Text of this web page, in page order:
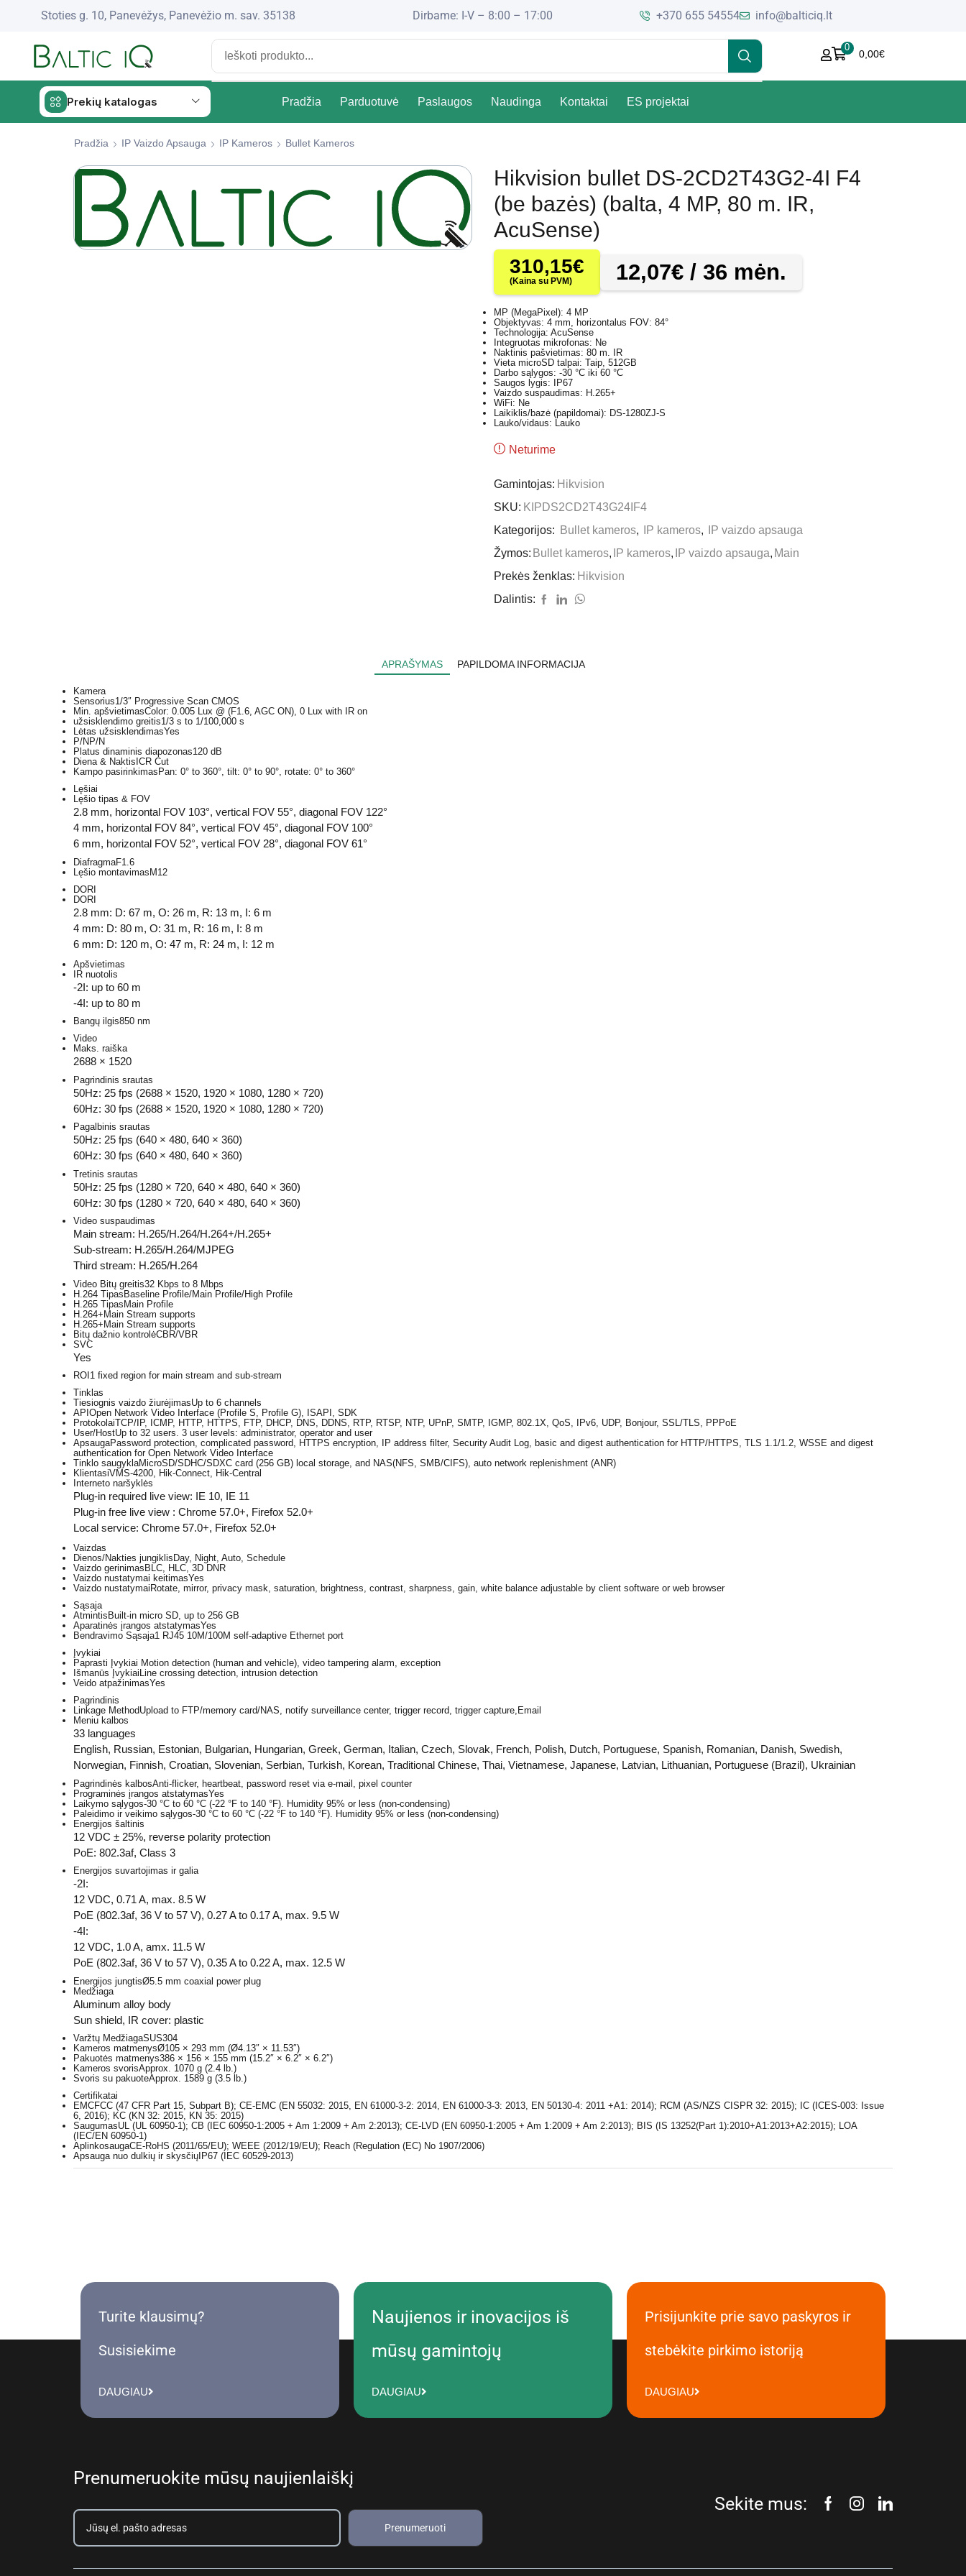
Stoties g. 10, Panevėžys, Panevėžio m. sav. 35138 Dirbame: I-V – 8:00 – 17:00 +370 655 54554 info@balticiq.lt
0
0,00€
Prekių katalogas Pradžia Parduotuvė Paslaugos Naudinga Kontaktai ES projektai
Pradžia IP Vaizdo Apsauga IP Kameros Bullet Kameros
Hikvision bullet DS-2CD2T43G2-4I F4
(be bazės) (balta, 4 MP, 80 m. IR,
AcuSense)
310,15€
(Kaina su PVM) 12,07€ / 36 mėn.
MP (MegaPixel): 4 MP
Objektyvas: 4 mm, horizontalus FOV: 84°
Technologija: AcuSense
Integruotas mikrofonas: Ne
Naktinis pašvietimas: 80 m. IR
Vieta microSD talpai: Taip, 512GB
Darbo sąlygos: -30 °C iki 60 °C
Saugos lygis: IP67
Vaizdo suspaudimas: H.265+
WiFi: Ne
Laikiklis/bazė (papildomai): DS-1280ZJ-S
Lauko/vidaus: Lauko
Neturime
Gamintojas: Hikvision
SKU: KIPDS2CD2T43G24IF4
Kategorijos:
Bullet kameros, IP kameros,
IP vaizdo apsauga
Žymos: Bullet kameros, IP kameros, IP vaizdo apsauga, Main
Prekės ženklas: Hikvision
Dalintis:
APRAŠYMAS PAPILDOMA INFORMACIJA
Kamera
Sensorius1/3″ Progressive Scan CMOS
Min. apšvietimasColor: 0.005 Lux @ (F1.6, AGC ON), 0 Lux with IR on
užsisklendimo greitis1/3 s to 1/100,000 s
Lėtas užsisklendimasYes
P/N P/N
Platus dinaminis diapozonas120 dB
Diena & Naktis ICR Cut
Kampo pasirinkimas Pan: 0° to 360°, tilt: 0° to 90°, rotate: 0° to 360°
Lęšiai
Lęšio tipas & FOV
2.8 mm, horizontal FOV 103°, vertical FOV 55°, diagonal FOV 122°
4 mm, horizontal FOV 84°, vertical FOV 45°, diagonal FOV 100°
6 mm, horizontal FOV 52°, vertical FOV 28°, diagonal FOV 61°
DiafragmaF1.6
Lęšio montavimasM12
DORI
DORI
2.8 mm: D: 67 m, O: 26 m, R: 13 m, I: 6 m
4 mm: D: 80 m, O: 31 m, R: 16 m, I: 8 m
6 mm: D: 120 m, O: 47 m, R: 24 m, I: 12 m
Apšvietimas
IR nuotolis
-2I: up to 60 m
-4I: up to 80 m
Bangų ilgis850 nm
Video
Maks. raiška
2688 × 1520
Pagrindinis srautas
50Hz: 25 fps (2688 × 1520, 1920 × 1080, 1280 × 720)
60Hz: 30 fps (2688 × 1520, 1920 × 1080, 1280 × 720)
Pagalbinis srautas
50Hz: 25 fps (640 × 480, 640 × 360)
60Hz: 30 fps (640 × 480, 640 × 360)
Tretinis srautas
50Hz: 25 fps (1280 × 720, 640 × 480, 640 × 360)
60Hz: 30 fps (1280 × 720, 640 × 480, 640 × 360)
Video suspaudimas
Main stream: H.265/H.264/H.264+/H.265+
Sub-stream: H.265/H.264/MJPEG
Third stream: H.265/H.264
Video Bitų greitis32 Kbps to 8 Mbps
H.264 TipasBaseline Profile/Main Profile/High Profile
H.265 TipasMain Profile
H.264+Main Stream supports
H.265+Main Stream supports
Bitų dažnio kontrolėCBR/VBR
SVC
Yes
ROI 1 fixed region for main stream and sub-stream
Tinklas
Tiesiognis vaizdo žiurėjimasUp to 6 channels
API Open Network Video Interface (Profile S, Profile G), ISAPI, SDK
ProtokolaiTCP/IP, ICMP, HTTP, HTTPS, FTP, DHCP, DNS, DDNS, RTP, RTSP, NTP, UPnP, SMTP, IGMP, 802.1X, QoS, IPv6, UDP, Bonjour, SSL/TLS, PPPoE
User/HostUp to 32 users. 3 user levels: administrator, operator and user
ApsaugaPassword protection, complicated password, HTTPS encryption, IP address filter, Security Audit Log, basic and digest authentication for HTTP/HTTPS, TLS 1.1/1.2, WSSE and digest
authentication for Open Network Video Interface
Tinklo saugyklaMicroSD/SDHC/SDXC card (256 GB) local storage, and NAS(NFS, SMB/CIFS), auto network replenishment (ANR)
KlientasiVMS-4200, Hik-Connect, Hik-Central
Interneto naršyklės
Plug-in required live view: IE 10, IE 11
Plug-in free live view : Chrome 57.0+, Firefox 52.0+
Local service: Chrome 57.0+, Firefox 52.0+
Vaizdas
Dienos/Nakties jungiklis Day, Night, Auto, Schedule
Vaizdo gerinimas BLC, HLC, 3D DNR
Vaizdo nustatymai keitimasYes
Vaizdo nustatymai Rotate, mirror, privacy mask, saturation, brightness, contrast, sharpness, gain, white balance adjustable by client software or web browser
Sąsaja
Atmintis Built-in micro SD, up to 256 GB
Aparatinės įrangos atstatymasYes
Bendravimo Sąsaja1 RJ45 10M/100M self-adaptive Ethernet port
Įvykiai
Paprasti Įvykiai Motion detection (human and vehicle), video tampering alarm, exception
Išmanūs Įvykiai Line crossing detection, intrusion detection
Veido atpažinimasYes
Pagrindinis
Linkage MethodUpload to FTP/memory card/NAS, notify surveillance center, trigger record, trigger capture,Email
Meniu kalbos
33 languages
English, Russian, Estonian, Bulgarian, Hungarian, Greek, German, Italian, Czech, Slovak, French, Polish, Dutch, Portuguese, Spanish, Romanian, Danish, Swedish,
Norwegian, Finnish, Croatian, Slovenian, Serbian, Turkish, Korean, Traditional Chinese, Thai, Vietnamese, Japanese, Latvian, Lithuanian, Portuguese (Brazil), Ukrainian
Pagrindinės kalbosAnti-flicker, heartbeat, password reset via e-mail, pixel counter
Programinės įrangos atstatymasYes
Laikymo sąlygos-30 °C to 60 °C (-22 °F to 140 °F). Humidity 95% or less (non-condensing)
Paleidimo ir veikimo sąlygos-30 °C to 60 °C (-22 °F to 140 °F). Humidity 95% or less (non-condensing)
Energijos šaltinis
12 VDC ± 25%, reverse polarity protection
PoE: 802.3af, Class 3
Energijos suvartojimas ir galia
-2I:
12 VDC, 0.71 A, max. 8.5 W
PoE (802.3af, 36 V to 57 V), 0.27 A to 0.17 A, max. 9.5 W
-4I:
12 VDC, 1.0 A, amx. 11.5 W
PoE (802.3af, 36 V to 57 V), 0.35 A to 0.22 A, max. 12.5 W
Energijos jungtisØ5.5 mm coaxial power plug
Medžiaga
Aluminum alloy body
Sun shield, IR cover: plastic
Varžtų MedžiagaSUS304
Kameros matmenysØ105 × 293 mm (Ø4.13″ × 11.53″)
Pakuotės matmenys386 × 156 × 155 mm (15.2″ × 6.2″ × 6.2″)
Kameros svorisApprox. 1070 g (2.4 lb.)
Svoris su pakuoteApprox. 1589 g (3.5 lb.)
Certifikatai
EMCFCC (47 CFR Part 15, Subpart B); CE-EMC (EN 55032: 2015, EN 61000-3-2: 2014, EN 61000-3-3: 2013, EN 50130-4: 2011 +A1: 2014); RCM (AS/NZS CISPR 32: 2015); IC (ICES-003: Issue
6, 2016); KC (KN 32: 2015, KN 35: 2015)
SaugumasUL (UL 60950-1); CB (IEC 60950-1:2005 + Am 1:2009 + Am 2:2013); CE-LVD (EN 60950-1:2005 + Am 1:2009 + Am 2:2013); BIS (IS 13252(Part 1):2010+A1:2013+A2:2015); LOA
(IEC/EN 60950-1)
AplinkosaugaCE-RoHS (2011/65/EU); WEEE (2012/19/EU); Reach (Regulation (EC) No 1907/2006)
Apsauga nuo dulkių ir skysčių IP67 (IEC 60529-2013)
Turite klausimų?
Susisiekime
DAUGIAU
Naujienos ir inovacijos iš
mūsų gamintojų
DAUGIAU
Prisijunkite prie savo paskyros ir
stebėkite pirkimo istoriją
DAUGIAU
Prenumeruokite mūsų naujienlaiškį
Prenumeruoti
Sekite mus: